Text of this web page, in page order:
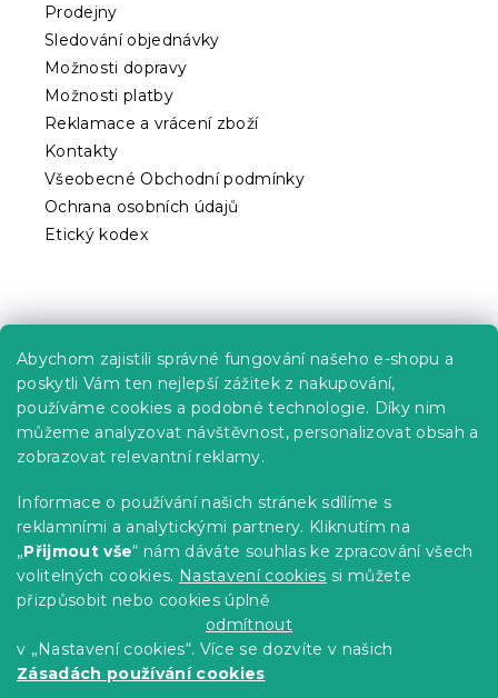
Abychom zajistili správné fungování našeho e-shopu a
poskytli Vám ten nejlepší zážitek z nakupování,
používáme cookies a podobné technologie. Díky nim
můžeme analyzovat návštěvnost, personalizovat obsah a
zobrazovat relevantní reklamy.
Informace o používání našich stránek sdílíme s
reklamními a analytickými partnery. Kliknutím na
„Přijmout vše“ nám dáváte souhlas ke zpracování všech
volitelných cookies. Nastavení cookies si můžete
přizpůsobit nebo cookies úplně
odmítnout
v „Nastavení cookies“. Více se dozvíte v našich
Zásadách používání cookies
ý
i
s
Prodejny
Sledování objednávky
Možnosti dopravy
Možnosti platby
Reklamace a vrácení zboží
Kontakty
Všeobecné Obchodní podmínky
Ochrana osobních údajů
Etický kodex
Kariéra
Poptávky a B2B spolupráce
Proč se u nás registrovat?
Věrnostní program - Sleva až 10 %
Návody
Tabulky velikostí
Blog